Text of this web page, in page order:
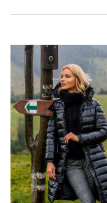
Für ein Date
Eines der
ist die
Nebeneinander
thermischen
Hellviolett